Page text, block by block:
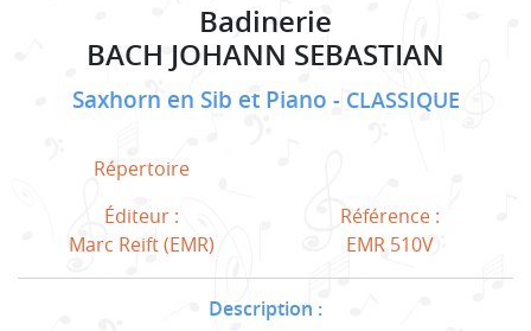
Badinerie
BACH JOHANN SEBASTIAN
Saxhorn en Sib et Piano CLASSIQUE
Répertoire
Éditeur :
Marc Reift (EMR)
Référence :
EMR 510V
Description :